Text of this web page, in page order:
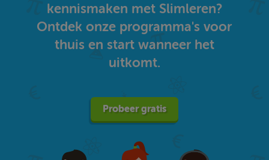
kennismaken met Slimleren?
Ontdek onze programma's voor
thuis en start wanneer het
uitkomt.
Probeer gratis